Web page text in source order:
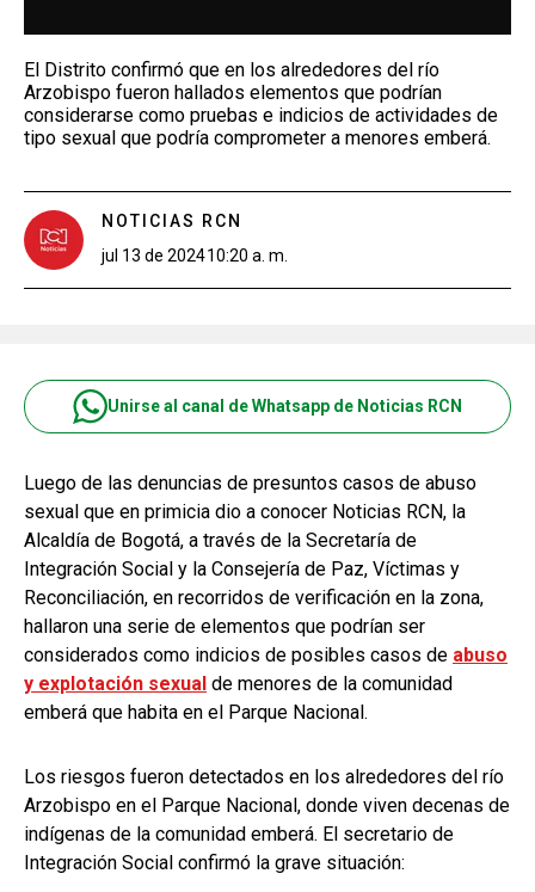
El Distrito confirmó que en los alrededores del río
Arzobispo fueron hallados elementos que podrían
considerarse como pruebas e indicios de actividades de
tipo sexual que podría comprometer a menores emberá.
NOTICIAS RCN
jul 13 de 202410:20 a. m.
Unirse al canal de Whatsapp de Noticias RCN
Luego de las denuncias de presuntos casos de abuso
sexual que en primicia dio a conocer Noticias RCN, la
Alcaldía de Bogotá, a través de la Secretaría de
Integración Social y la Consejería de Paz, Víctimas y
Reconciliación, en recorridos de verificación en la zona,
hallaron una serie de elementos que podrían ser
considerados como indicios de posibles casos de abuso
y explotación sexual de menores de la comunidad
emberá que habita en el Parque Nacional.
Los riesgos fueron detectados en los alrededores del río
Arzobispo en el Parque Nacional, donde viven decenas de
indígenas de la comunidad emberá. El secretario de
Integración Social confirmó la grave situación: